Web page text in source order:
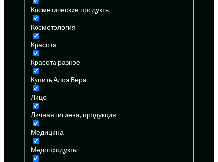
Косметические продукты
Косметология
Красота
Красота разное
Купить Алоэ Вера
Лицо
Личная гигиена, продукция
Медицина
Медопродукты